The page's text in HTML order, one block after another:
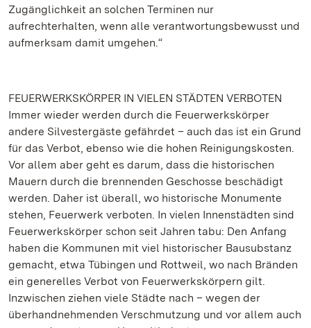
Zugänglichkeit an solchen Terminen nur
aufrechterhalten, wenn alle verantwortungsbewusst und
aufmerksam damit umgehen.“
FEUERWERKSKÖRPER IN VIELEN STÄDTEN VERBOTEN
Immer wieder werden durch die Feuerwerkskörper
andere Silvestergäste gefährdet – auch das ist ein Grund
für das Verbot, ebenso wie die hohen Reinigungskosten.
Vor allem aber geht es darum, dass die historischen
Mauern durch die brennenden Geschosse beschädigt
werden. Daher ist überall, wo historische Monumente
stehen, Feuerwerk verboten. In vielen Innenstädten sind
Feuerwerkskörper schon seit Jahren tabu: Den Anfang
haben die Kommunen mit viel historischer Bausubstanz
gemacht, etwa Tübingen und Rottweil, wo nach Bränden
ein generelles Verbot von Feuerwerkskörpern gilt.
Inzwischen ziehen viele Städte nach – wegen der
überhandnehmenden Verschmutzung und vor allem auch